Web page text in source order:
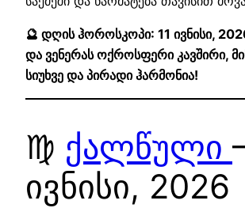
🔮 დღის ჰოროსკოპი: 11 ივნისი,
და ვენერას ოქროსფერი კავშირი,
სიუხვე და პირადი ჰარმონია!
♍ ქალწული
ივნისი, 2026